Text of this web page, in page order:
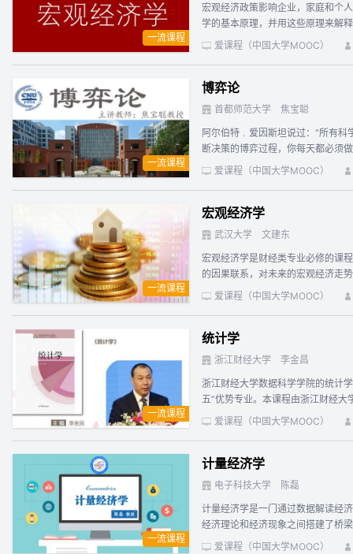
一流课程
宏观经济政策影响企业，家庭和个
学的基本原理，并用这些原理来解
应对短期波动的财政政策和货币政
爱课程（中国大学MOOC）
一流课程
博弈论
首都师范大学
焦宝聪
阿尔伯特﹒爱因斯坦说过：“所有
断决策的博弈过程，你每天都必须
的所有领域，博弈论成功地更新
博弈论的应用等五部分。着重介绍
发你学习与感悟博弈之道的兴趣
科学性、系统性与通俗性、趣味性
爱课程（中国大学MOOC）
一流课程
宏观经济学
武汉大学
文建东
宏观经济学是财经类专业必修的课
的因果联系，对未来的宏观经济走势加以预测，对宏观经济政策的影响加以评估
线版， 课程每周一上午更新一章。
爱课程（中国大学MOOC）
一流课程
统计学
浙江财经大学
李金昌
浙江财经大学数据科学学院的统计
五”优势专业。本课程由浙江财经
形式多样，课程采用启发式、案
述、离中趋势的描述、分布偏态与
差分析；最后对统计学基本理论
特征的描述；第四章：抽样估计；
计学基本理论与统计思想解读（拓
爱课程（中国大学MOOC）
一流课程
计量经济学
电子科技大学
陈磊
计量经济学是一门通过数据解读经
经济理论和经济现象之间搭建了桥梁，在描述经济现
标准指定的专业基础课程之一。本
爱课程（中国大学MOOC）